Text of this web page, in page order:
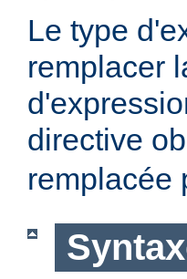
Le type
remplacer
directive
remplacée